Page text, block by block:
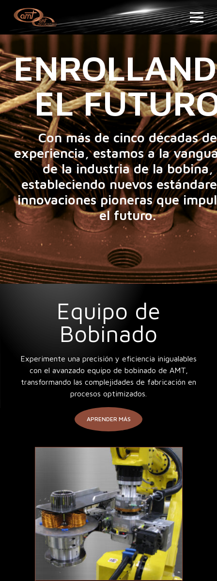
EL
Con más de cinco décadas de
experiencia, estamos a la
de la industria de la bobina,
estableciendo nuevos
innovaciones pioneras que
el futuro.
Equipo de
Bobinado
Experimente una precisión y eficiencia inigualables
con el avanzado equipo de bobinado de AMT,
transformando las complejidades de fabricación en
procesos optimizados.
APRENDER MÁS